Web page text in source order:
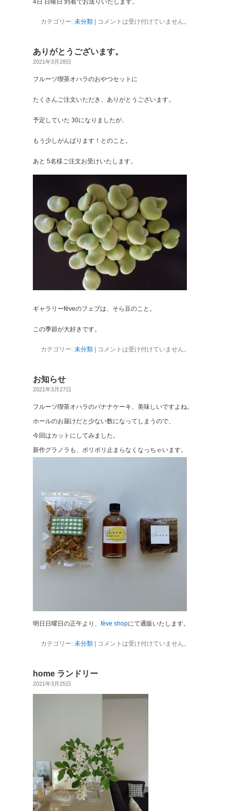
カテゴリー: 未分類| コメントは受け付けていません。
ありがとうございます。
2021年3月28日
フルーツ喫茶オハラのおやつセットに
たくさんご注文いただき、ありがとうございます。
予定していた 30になりましたが、
もう少しがんばります！とのこと。
あと 5名様ご注文お受けいたします。
ギャラリーfèveのフェブは、そら豆のこと。
この季節が大好きです。
カテゴリー: 未分類| コメントは受け付けていません。
お知らせ
2021年3月27日
フルーツ喫茶オハラのバナナケーキ、美味しいですよね。
ホールのお届けだと少ない数になってしまうので、
今回はカットにしてみました。
新作グラノラも、ポリポリ止まらなくなっちゃいます。
明日日曜日の正午より、 fève shopにて通販いたします。
カテゴリー: 未分類| コメントは受け付けていません。
home ランドリー
2021年3月25日